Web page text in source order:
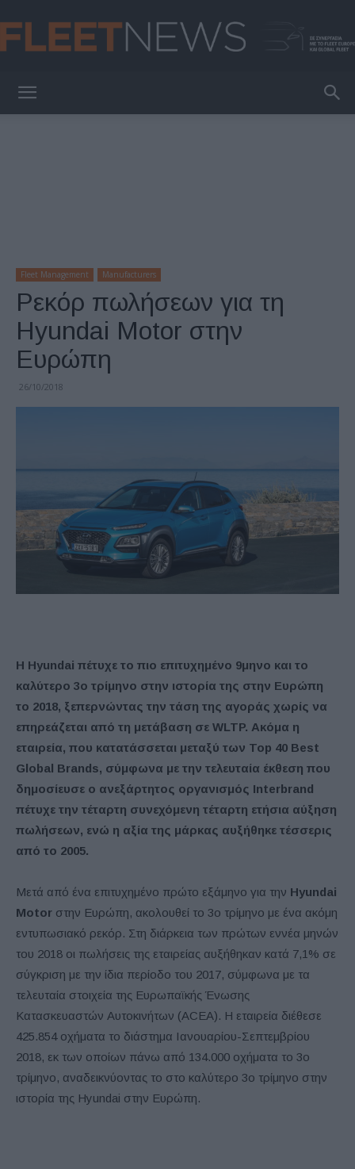
Fleet Management Manufacturers
Ρεκόρ πωλήσεων για τη
Hyundai Motor στην
Ευρώπη
26/10/2018
Η Hyundai πέτυχε το πιο επιτυχημένο 9μηνο και το
καλύτερο 3o τρίμηνο στην ιστορία της στην Ευρώπη
το 2018, ξεπερνώντας την τάση της αγοράς χωρίς να
επηρεάζεται από τη μετάβαση σε WLTP. Ακόμα η
εταιρεία, που κατατάσσεται μεταξύ των Top 40 Best
Global Brands, σύμφωνα με την τελευταία έκθεση που
δημοσίευσε ο ανεξάρτητος οργανισμός Interbrand
πέτυχε την τέταρτη συνεχόμενη τέταρτη ετήσια αύξηση
πωλήσεων, ενώ η αξία της μάρκας αυξήθηκε τέσσερις
από το 2005.
Μετά από ένα επιτυχημένο πρώτο εξάμηνο για την Hyundai
Motor στην Ευρώπη, ακολουθεί το 3ο τρίμηνο με ένα ακόμη
εντυπωσιακό ρεκόρ. Στη διάρκεια των πρώτων εννέα μηνών
του 2018 οι πωλήσεις της εταιρείας αυξήθηκαν κατά 7,1% σε
σύγκριση με την ίδια περίοδο του 2017, σύμφωνα με τα
τελευταία στοιχεία της Ευρωπαϊκής Ένωσης
Κατασκευαστών Αυτοκινήτων (ACEA). Η εταιρεία διέθεσε
425.854 οχήματα το διάστημα Ιανουαρίου-Σεπτεμβρίου
2018, εκ των οποίων πάνω από 134.000 οχήματα το 3ο
τρίμηνο, αναδεικνύοντας το στο καλύτερο 3ο τρίμηνο στην
ιστορία της Hyundai στην Ευρώπη.